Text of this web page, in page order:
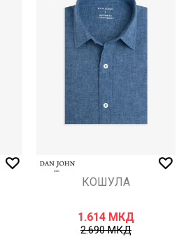
КОШУЛА
1.614 МКД
2.690МКД